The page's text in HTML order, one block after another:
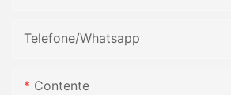
Telefone/whatsapp
Contente